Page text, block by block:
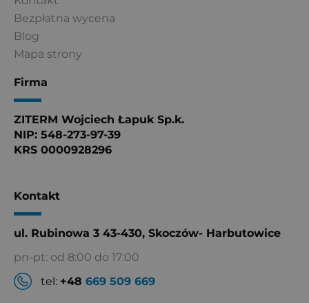
Bezpłatna wycena
Blog
Mapa strony
Firma
ZITERM Wojciech Łapuk Sp.k.
NIP: 548-273-97-39
KRS 0000928296
Kontakt
ul. Rubinowa 3 43-430, Skoczów- Harbutowice
pn-pt: od 8:00 do 17:00
tel: +48 669 509 669